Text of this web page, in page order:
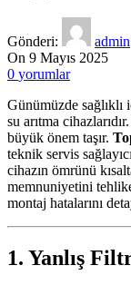
Gönderi:
admin
On 9 Mayıs 2025
0 yorumlar
Günümüzde sağlıklı
su arıtma
büyük önem taşır.
teknik servis
cihazın ömrünü
memnuniyetini
montaj hatalarını
1. Yanlış